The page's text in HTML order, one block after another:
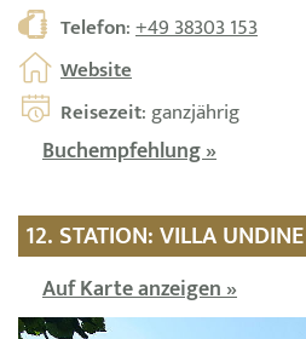
Telefon:+49 38303 153
Website
Reisezeit: ganzjährig
Buchempfehlung »
12. STATION: VILLA
Auf Karte anzeigen »